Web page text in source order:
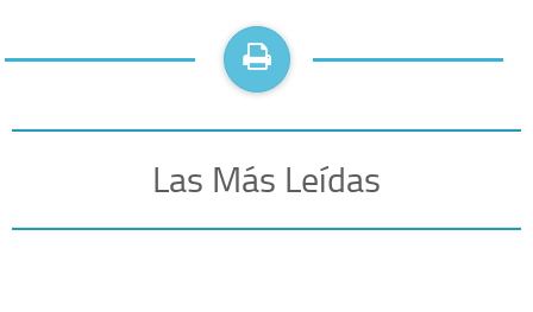
Las Más Leídas